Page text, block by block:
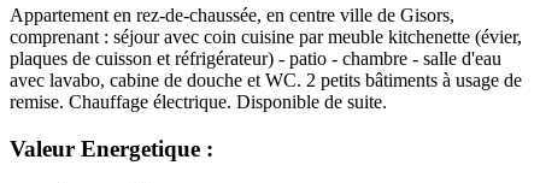
Appartement en rez-de-chaussée, en centre ville de Gisors,
comprenant : séjour avec coin cuisine par meuble kitchenette (évier,
plaques de cuisson et réfrigérateur) - patio - chambre - salle d'eau
avec lavabo, cabine de douche et WC. 2 petits bâtiments à usage de
remise. Chauffage électrique. Disponible de suite.
Valeur Energetique :